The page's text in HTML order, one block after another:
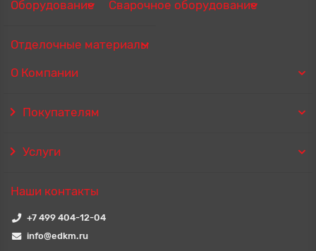
Оборудование Сварочное оборудование
Отделочные материалы
О Компании
Покупателям
Услуги
Наши контакты
+7 499 404-12-04
info@edkm.ru